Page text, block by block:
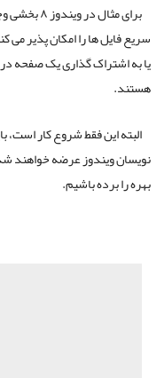
برای مثال
سریع فایل ها را امکان پذیر
یا به اشتراک گذاری یک صفحه در
هستند.
البته این فقط شروع کار است،
نویسان ویندوز عرضه خواهند
بهره را برده باشیم.